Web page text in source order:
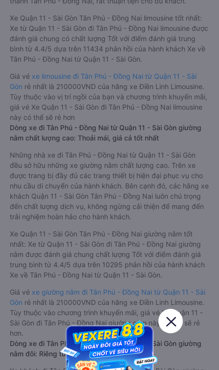
Xe Quận 11 - Sài Gòn Tân Phú - Đồng Nai limousine tốt nhất:
Xe từ Quận 11 - Sài Gòn đi Tân Phú - Đồng Nai limousine được
đánh giá chung có chất lượng Tốt với điểm đánh giá trung
bình từ 4.4/5 dựa trên 11434 phản hồi của hành khách Xe về
Tân Phú - Đồng Nai từ Quận 11 - Sài Gòn.
Giá vé xe limousine đi Tân Phú - Đồng Nai từ Quận 11 - Sài
Gòn rẻ nhất là 210000VND của hãng xe Điền Linh Limousine.
Tùy thuộc vào vị trí ngồi của bạn và chương trình khuyến mãi,
giá vé Xe Quận 11 - Sài Gòn đi Tân Phú - Đồng Nai limousine
này có thể sẽ rẻ hơn
Dòng xe đi Tân Phú - Đồng Nai từ Quận 11 - Sài Gòn giường
nằm chất lượng cao: Thoải mái, giá cả tốt nhất
Những nhà xe đi Tân Phú - Đồng Nai từ Quận 11 - Sài Gòn
đều sở hữu những xe giường nằm chất lượng cao. Trên xe
được trang bị đầy đủ các trang thiết bị hiện đại phục vụ cho
nhu cầu di chuyển của hành khách. Bên cạnh đó, các hãng xe
khách Quận 11 - Sài Gòn Tân Phú - Đồng Nai luôn chú trọng
đến chất lượng dịch vụ, không ngừng cải thiện để mang đến
trải nghiệm hoàn hảo cho hành khách.
Xe Quận 11 - Sài Gòn Tân Phú - Đồng Nai giường nằm tốt
nhất: Xe từ Quận 11 - Sài Gòn đi Tân Phú - Đồng Nai giường
nằm được đánh giá chung chất lượng Tốt với điểm đánh giá
trung bình từ 4.4/5 dựa trên 10295 phản hồi của hành khách
Xe về Tân Phú - Đồng Nai từ Quận 11 - Sài Gòn.
Giá vé xe giường nằm đi Tân Phú - Đồng Nai từ Quận 11 - Sài
Gòn rẻ nhất là 210000VND của hãng xe Điền Linh Limousine.
Tùy thuộc vào chương trình khuyến mãi, giá vé Xe Quận 11 -
Sài Gòn đi Tân Phú - Đồng Nai giường nằm này có thể sẽ rẻ
hơn.
Dòng xe đi Tân Phú - Đồng Nai từ Quận 11 - Sài Gòn giường
nằm đôi: Riêng tư, đầy đủ tiện nghi